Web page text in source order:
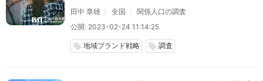
田中 章雄 全国
関係人口の調査
公開: 2023-02-24 11:14:25
local_offer 地域ブランド戦略 local_offer 調査